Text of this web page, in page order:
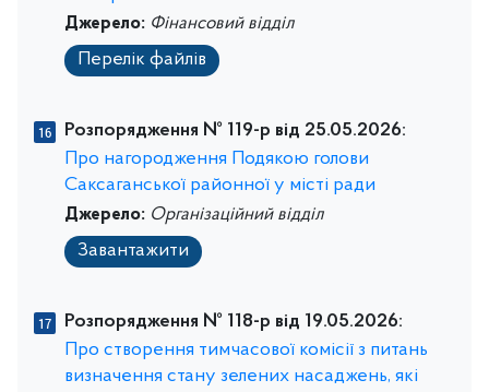
Джерело: Фінансовий відділ
Перелік файлів
Розпорядження № 119-р від 25.05.2026:
Про нагородження Подякою голови
Саксаганської районної у місті ради
Джерело: Організаційний відділ
Завантажити
Розпорядження № 118-р від 19.05.2026:
Про створення тимчасової комісії з питань
визначення стану зелених насаджень, які